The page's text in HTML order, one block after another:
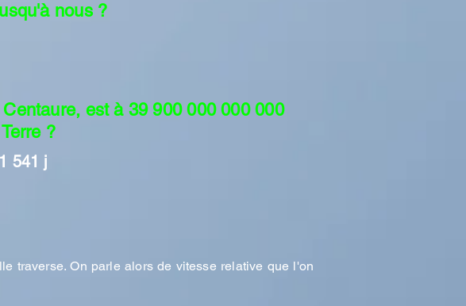
nous ?
est à 39 900 000 000 000
?
541 j
traverse. On parle alors de vitesse relative que l'on